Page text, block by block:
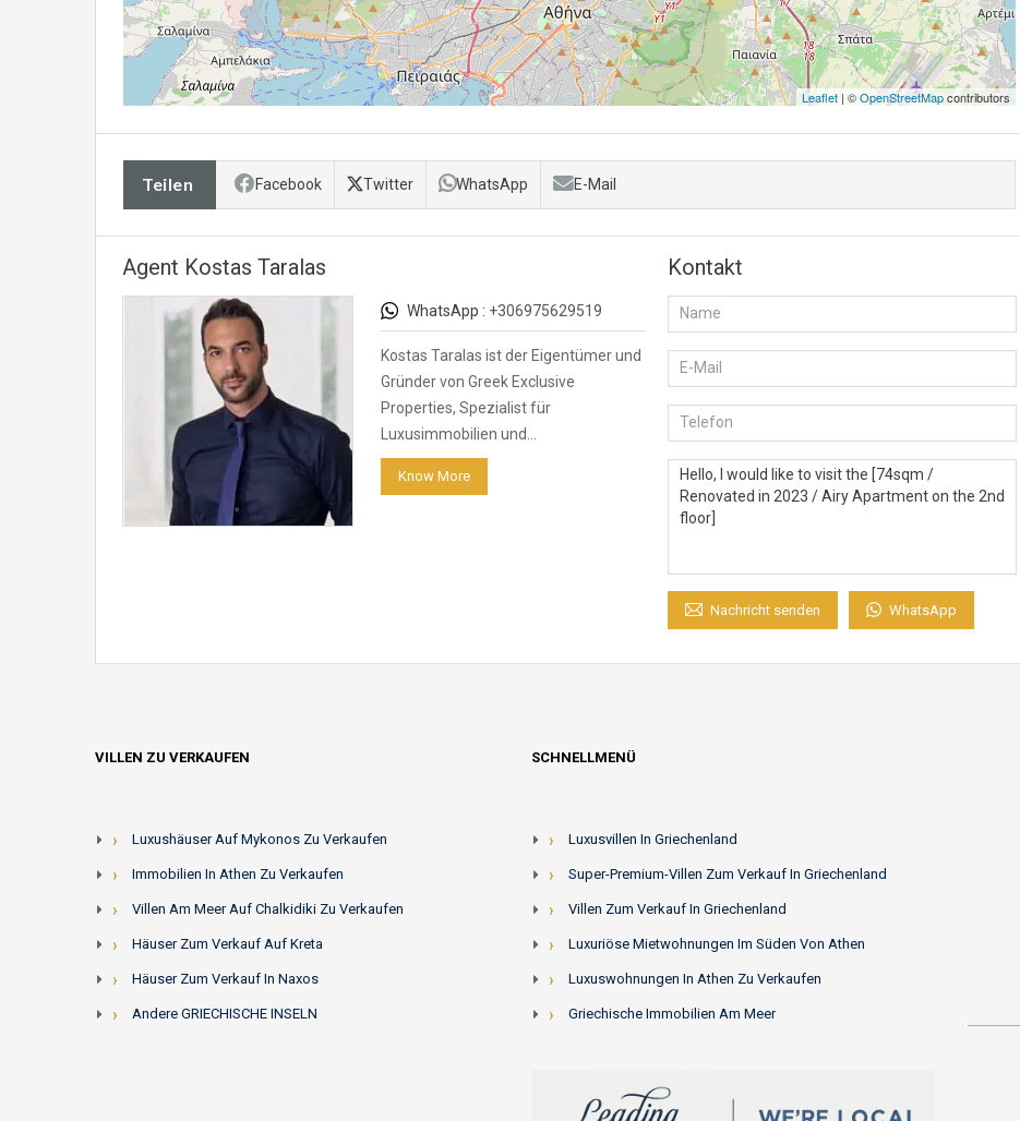
Leaflet | ©OpenStreetMapcontributors
Teilen Facebook Twitter WhatsApp E-Mail
Agent Kostas Taralas
WhatsApp : +306975629519
Kostas Taralas ist der Eigentümer und
Gründer von Greek Exclusive
Properties, Spezialist für
Luxusimmobilien und…
Know More
Kontakt
Nachricht senden WhatsApp
VILLEN ZU VERKAUFEN
Luxushäuser Auf Mykonos Zu Verkaufen
Immobilien In Athen Zu Verkaufen
Villen Am Meer Auf Chalkidiki Zu Verkaufen
Häuser Zum Verkauf Auf Kreta
Häuser Zum Verkauf In Naxos
Andere GRIECHISCHE INSELN
SCHNELLMENÜ
Luxusvillen In Griechenland
Super-Premium-Villen Zum Verkauf In Griechenland
Villen Zum Verkauf In Griechenland
Luxuriöse Mietwohnungen Im Süden Von Athen
Luxuswohnungen In Athen Zu Verkaufen
Griechische Immobilien Am Meer